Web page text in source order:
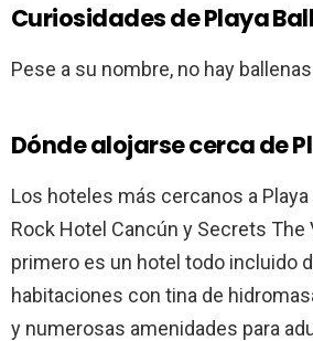
Curiosidades de Playa
Pese a su nombre, no hay
Dónde alojarse cerca de
Los hoteles más cercanos a
Rock Hotel Cancún y Secrets The
primero es un hotel todo incluido
habitaciones con tina de
y numerosas amenidades para